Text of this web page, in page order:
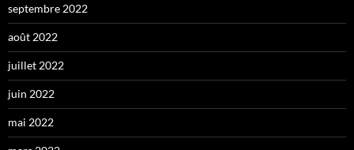
septembre 2022
août 2022
juillet 2022
juin 2022
mai 2022